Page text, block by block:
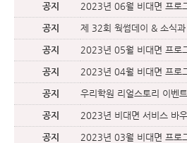
공지 2023년 06월 비대면 프로
공지 제 32회 웍썸데이 & 소식
공지 2023년 05월 비대면 프로
공지 2023년 04월 비대면 프로
공지 우리학원 리얼스토리 이벤트
공지 2023년 비대면 서비스 바
공지 2023년 03월 비대면 프로